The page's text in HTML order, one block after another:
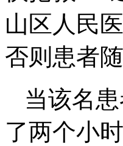
山区人民
否则患者
当该名
了两个小